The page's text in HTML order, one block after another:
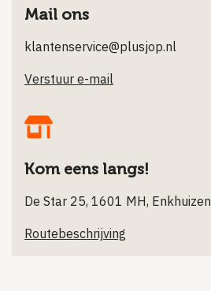
Mail ons
klantenservice@plusjop.nl
Verstuur e-mail
Kom eens langs!
De Star 25, 1601 MH, Enkhuizen
Routebeschrijving